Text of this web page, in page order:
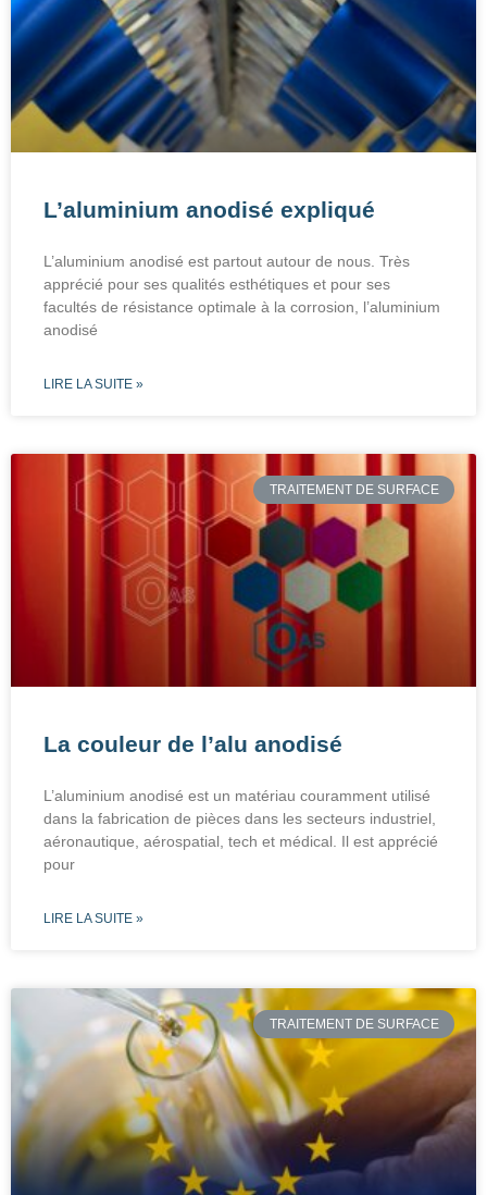
L’aluminium anodisé expliqué
L’aluminium anodisé est partout autour de nous. Très
apprécié pour ses qualités esthétiques et pour ses
facultés de résistance optimale à la corrosion, l’aluminium
anodisé
LIRE LA SUITE »
TRAITEMENT DE SURFACE
La couleur de l’alu anodisé
L’aluminium anodisé est un matériau couramment utilisé
dans la fabrication de pièces dans les secteurs industriel,
aéronautique, aérospatial, tech et médical. Il est apprécié
pour
LIRE LA SUITE »
TRAITEMENT DE SURFACE